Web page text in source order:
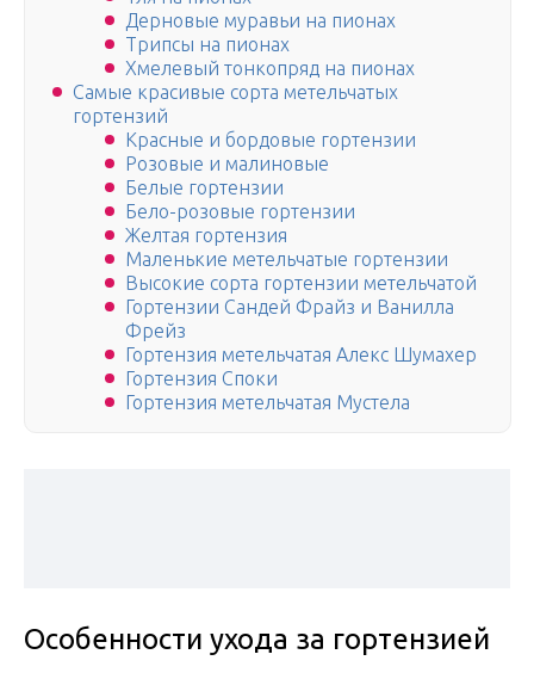
Дерновые муравьи на пионах
Трипсы на пионах
Хмелевый тонкопряд на пионах
Самые красивые сорта метельчатых
гортензий
Красные и бордовые гортензии
Розовые и малиновые
Белые гортензии
Бело-розовые гортензии
Желтая гортензия
Маленькие метельчатые гортензии
Высокие сорта гортензии метельчатой
Гортензии Сандей Фрайз и Ванилла
Фрейз
Гортензия метельчатая Алекс Шумахер
Гортензия Споки
Гортензия метельчатая Мустела
Особенности ухода за гортензией